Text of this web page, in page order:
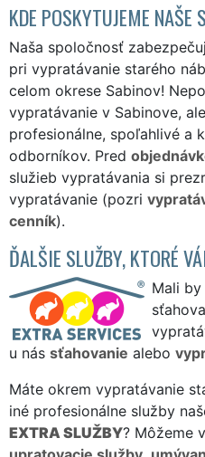
KDE POSKYTUJEME NAŠE
Naša spoločnosť
pri vypratávanie starého
celom okrese Sabinov!
vypratávanie v Sabinove,
profesionálne, spoľahlivé a
odborníkov. Pred
služieb vypratávania si
vypratávanie (pozri
cenník).
ĎALŠIE SLUŽBY, KTORÉ
Mali
u nás sťahovanie alebo
Máte okrem vypratávanie
iné profesionálne služby
EXTRA SLUŽBY? Môžeme